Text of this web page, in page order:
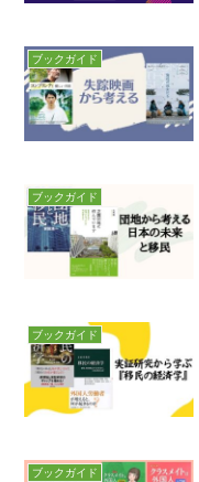
ブックガイド
ブックガイド
ブックガイド
ブックガイド